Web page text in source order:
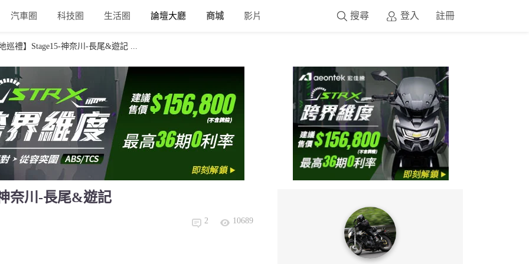
汽車圈 科技圈 生活圈 論壇大廳 商城 影片 登入 註冊
搜尋
巡禮】Stage15-神奈川-長尾&遊記 ...
奈川-長尾&遊記
2 10689